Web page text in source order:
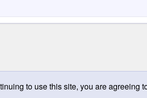
to use this site, you are agreeing